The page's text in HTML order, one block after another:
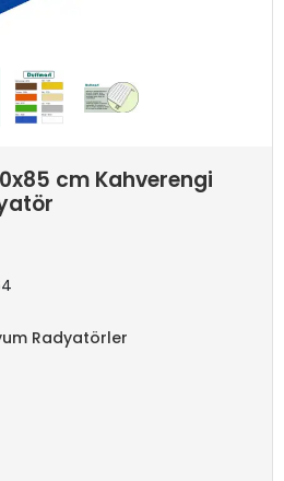
cm Kahverengi
Radyatörler